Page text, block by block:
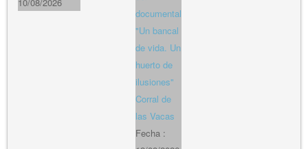
documental
"Un bancal
de vida. Un
huerto de
ilusiones"
Corral de
las Vacas
Fecha :